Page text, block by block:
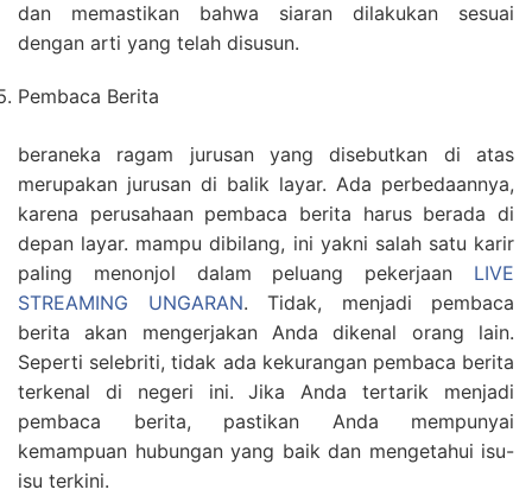
dan memastikan bahwa siaran dilakukan sesuai
dengan arti yang telah disusun.
Pembaca Berita
beraneka ragam jurusan yang disebutkan di atas
merupakan jurusan di balik layar. Ada perbedaannya,
karena perusahaan pembaca berita harus berada di
depan layar. mampu dibilang, ini yakni salah satu karir
paling menonjol dalam peluang pekerjaan LIVE
STREAMING UNGARAN. Tidak, menjadi pembaca
berita akan mengerjakan Anda dikenal orang lain.
Seperti selebriti, tidak ada kekurangan pembaca berita
terkenal di negeri ini. Jika Anda tertarik menjadi
pembaca berita, pastikan Anda mempunyai
kemampuan hubungan yang baik dan mengetahui isu-
isu terkini.